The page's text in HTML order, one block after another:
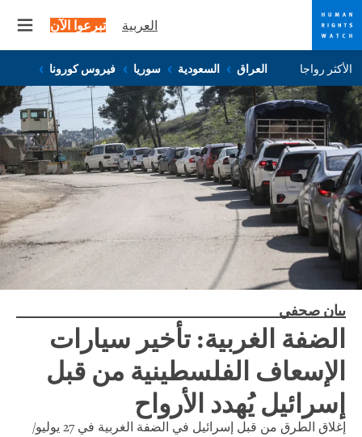
Skip
to
cookie
privacy
notice
Skip
to
main
content
العربية تبرعوا الآن
الأكثر رواجا العراق السعودية سوريا فيروس كورونا
بيان صحفي
الضفة الغربية: تأخير سيارات
الإسعاف الفلسطينية من قبل
إسرائيل يُهدد الأرواح
إغلاق الطرق من قبل إسرائيل في الضفة الغربية في 27 يوليو/